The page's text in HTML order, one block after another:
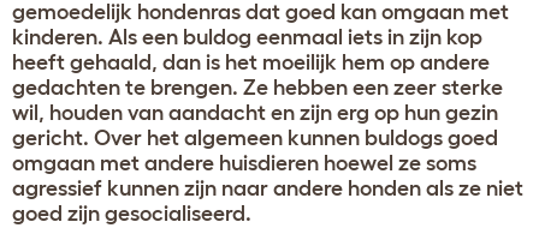
gemoedelijk hondenras dat goed kan omgaan met
kinderen. Als een buldog eenmaal iets in zijn kop
heeft gehaald, dan is het moeilijk hem op andere
gedachten te brengen. Ze hebben een zeer sterke
wil, houden van aandacht en zijn erg op hun gezin
gericht. Over het algemeen kunnen buldogs goed
omgaan met andere huisdieren hoewel ze soms
agressief kunnen zijn naar andere honden als ze niet
goed zijn gesocialiseerd.